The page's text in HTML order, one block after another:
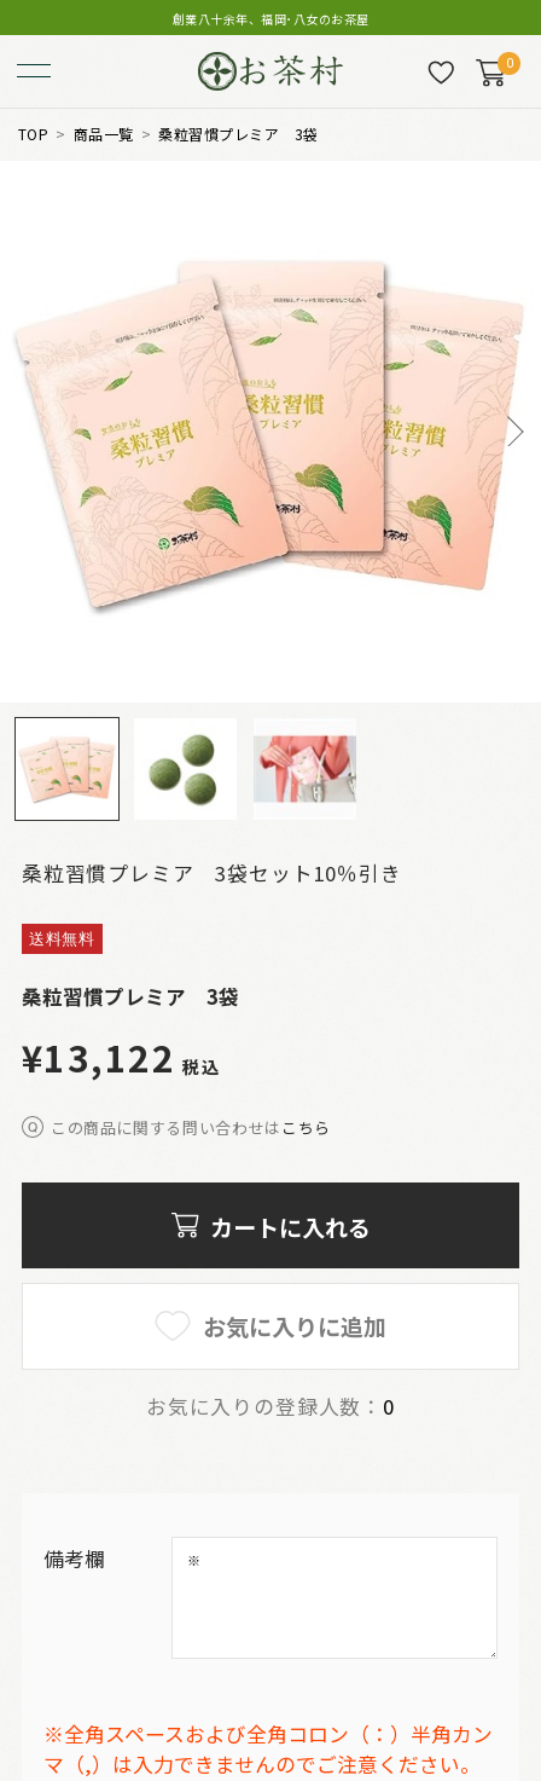
創業八十余年、福岡･八女のお茶屋
0
TOP 商品一覧 桑粒習慣プレミア 3袋
桑粒習慣プレミア 3袋セット10％引き
送料無料
桑粒習慣プレミア 3袋
¥13,122 税込
この商品に関する問い合わせは こちら
カートに入れる
お気に入りに追加
お気に入りの登録人数： 0
備考欄
※全角スペースおよび全角コロン（：）半角カン
マ（,）は入力できませんのでご注意ください。